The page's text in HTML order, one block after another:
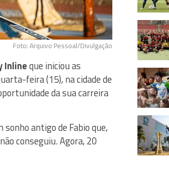
Foto: Arquivo Pessoal/Divulgação
Inlineque iniciou as
feira (15), na cidade de
da sua carreira
antigo de Fabio que,
conseguiu. Agora, 20